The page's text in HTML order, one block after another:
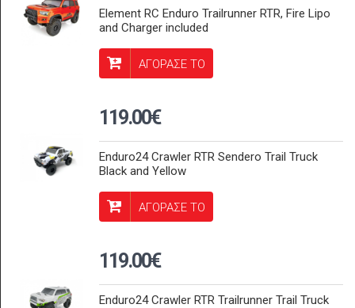
Element RC Enduro Trailrunner RTR, Fire Lipo
and Charger included
ΑΓΟΡΑΣΕ ΤΟ
119.00€
Enduro24 Crawler RTR Sendero Trail Truck
Black and Yellow
ΑΓΟΡΑΣΕ ΤΟ
119.00€
Enduro24 Crawler RTR Trailrunner Trail Truck